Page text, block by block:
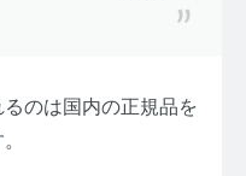
のは国内の正規品を